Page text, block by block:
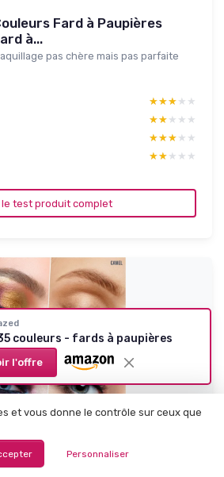
Fard à Paupières
à...
pas chère mais pas parfaite
★★★★★
★★★★★
★★★★★
★★★★★
★★★★★
★★★★★
★★★★★
★★★★★
le test produit complet
à paupières Profusion
couleurs - fards à paupières
l'offre
et vous donne le contrôle sur ceux que
Personnaliser